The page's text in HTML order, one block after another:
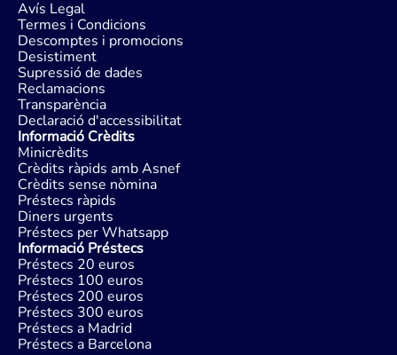
Avís Legal
Termes i Condicions
Descomptes i promocions
Desistiment
Supressió de dades
Reclamacions
Transparència
Declaració d'accessibilitat
Informació Crèdits
Minicrèdits
Crèdits ràpids amb Asnef
Crèdits sense nòmina
Préstecs ràpids
Diners urgents
Préstecs per Whatsapp
Informació Préstecs
Préstecs 20 euros
Préstecs 100 euros
Préstecs 200 euros
Préstecs 300 euros
Préstecs a Madrid
Préstecs a Barcelona